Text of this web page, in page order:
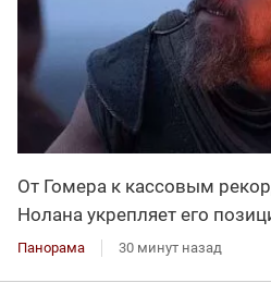
От Гомера к кассовым
Нолана укрепляет его
Панорама 30 минут назад